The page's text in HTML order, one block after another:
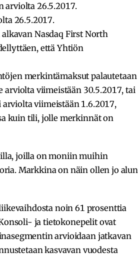
arviolta 26.5.2017.
26.5.2017.
Nasdaq First North
että Yhtiön
merkintämaksut palautetaan
viimeistään 30.5.2017, tai
viimeistään 1.6.2017,
kuin tili, jolle merkinnät on
joilla on moniin muihin
Markkina on näin ollen jo alun
noin 61 prosenttia
ja tietokonepelit ovat
arvioidaan jatkavan
kasvavan vuodesta